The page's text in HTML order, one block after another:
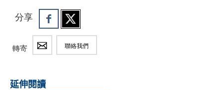
分享
轉寄 聯絡我們
延伸閱讀